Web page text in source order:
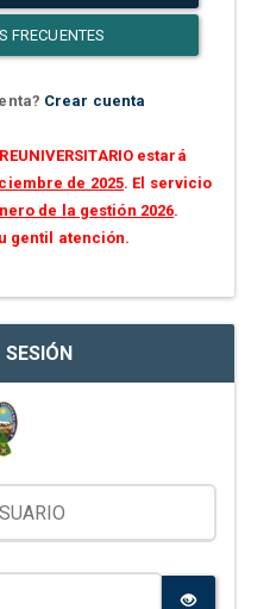
FRECUENTES
Crear cuenta
estará
de 2025. El servicio
de la gestión 2026.
gentil atención.
SESIÓN